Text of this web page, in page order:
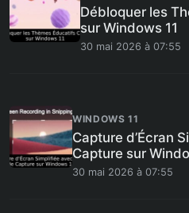
Débloquer les
sur Windows 11
30 mai 2026 à 07:55
WINDOWS 11
Capture d’Écran
Capture sur
30 mai 2026 à 07:55